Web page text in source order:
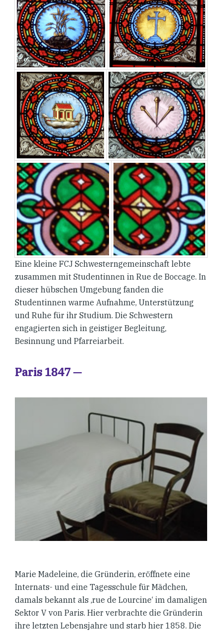
Eine kleine FCJ Schwesterngemeinschaft lebte
zusammen mit Studentinnen in Rue de Boccage. In
dieser hübschen Umgebung fanden die
Studentinnen warme Aufnahme, Unterstützung
und Ruhe für ihr Studium. Die Schwestern
engagierten sich in geistiger Begleitung,
Besinnung und Pfarreiarbeit.
Paris 1847 —
Marie Madeleine, die Gründerin, eröffnete eine
Internats- und eine Tagesschule für Mädchen,
damals bekannt als ‚rue de Lourcine‘ im damaligen
Sektor V von Paris. Hier verbrachte die Gründerin
ihre letzten Lebensjahre und starb hier 1858. Die